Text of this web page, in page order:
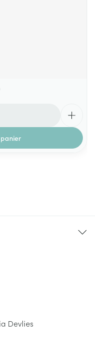
Devlies